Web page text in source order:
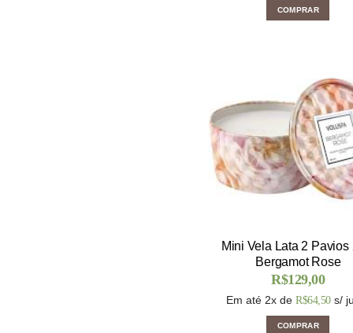
COMPRAR
Mini Vela Lata 2 Pavios
Bergamot Rose
R$129,00
Em até 2x de R$64,50 s/
COMPRAR